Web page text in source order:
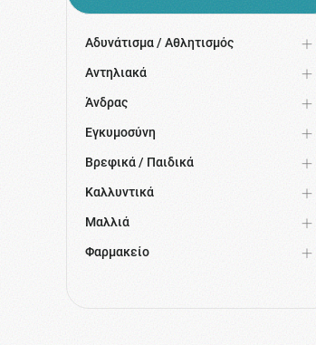
Αδυνάτισμα / Αθλητισμός
Αντηλιακά
Άνδρας
Εγκυμοσύνη
Βρεφικά / Παιδικά
Καλλυντικά
Μαλλιά
Φαρμακείο